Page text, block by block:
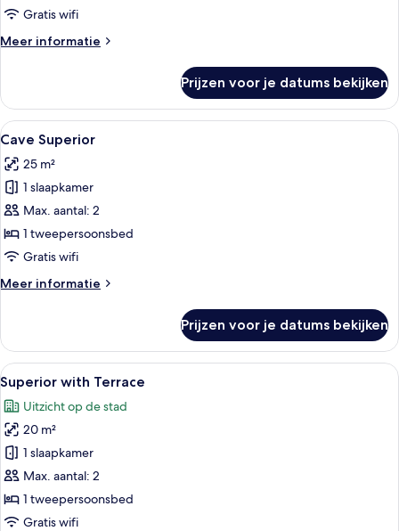
Gratis wifi
Meer informatie
Meer
with
Balcony
Prijzen voor je datums bekijken
Alle
foto's
voor
Cave
Superior
laden
Een slaapkamer met een groot bed,
4
Cave Superior
25 m²
1 slaapkamer
Max. aantal: 2
1 tweepersoonsbed
Gratis wifi
Meer informatie
Meer
Superior
Prijzen voor je datums bekijken
Alle
foto's
voor
Superior
with
Terrace
laden
Een gezellige kamer met een bed,
14
Superior with Terrace
Uitzicht op de stad
20 m²
1 slaapkamer
Max. aantal: 2
1 tweepersoonsbed
Gratis wifi